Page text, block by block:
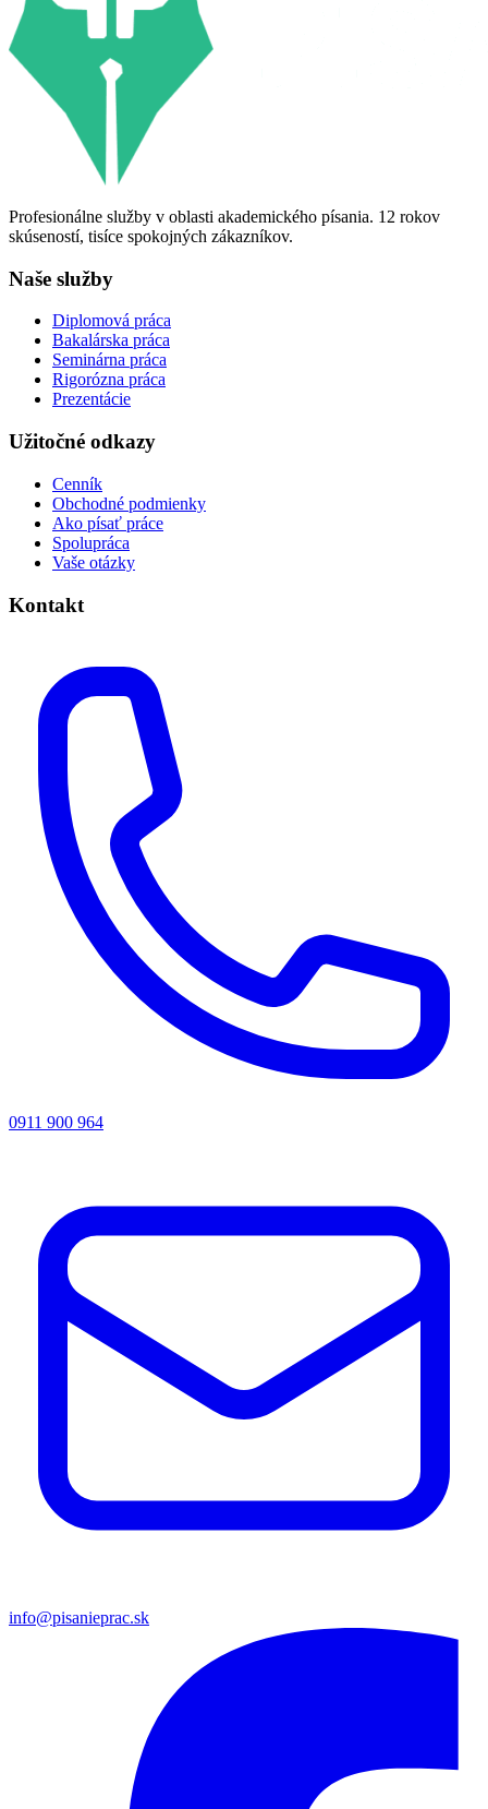
Profesionálne služby v oblasti akademického písania. 12 rokov
skúseností, tisíce spokojných zákazníkov.
Naše služby
Diplomová práca
Bakalárska práca
Seminárna práca
Rigorózna práca
Prezentácie
Užitočné odkazy
Cenník
Obchodné podmienky
Ako písať práce
Spolupráca
Vaše otázky
Kontakt
0911 900 964
info@pisanieprac.sk